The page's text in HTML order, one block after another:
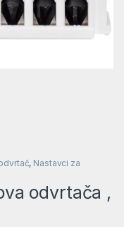
, Nastavci za
odvrtača ,